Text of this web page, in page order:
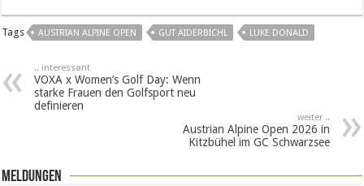
Tags AUSTRIAN ALPINE OPEN GUT AIDERBICHL LUKE DONALD
.. interessant
VOXA x Women’s Golf Day: Wenn
starke Frauen den Golfsport neu
definieren
weiter ..
Austrian Alpine Open 2026 in
Kitzbühel im GC Schwarzsee
Meldungen